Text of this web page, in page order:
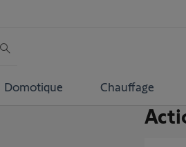
Domotique Chauffage